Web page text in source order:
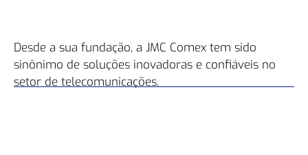
Desde a sua fundação, a JMC Comex tem sido
sinônimo de soluções inovadoras e confiáveis no
setor de telecomunicações.